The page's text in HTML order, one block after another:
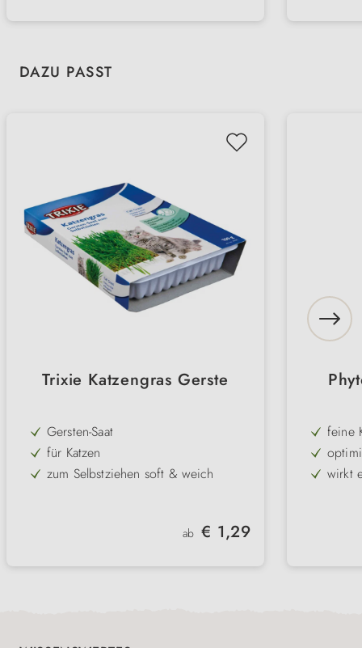
Produktgalerie überspringen
DAZU PASST
Trixie Katzengras Gerste
Gersten-Saat
für Katzen
zum Selbstziehen soft & weich
Regulärer Preis:
ab € 1,29
feine
wirkt